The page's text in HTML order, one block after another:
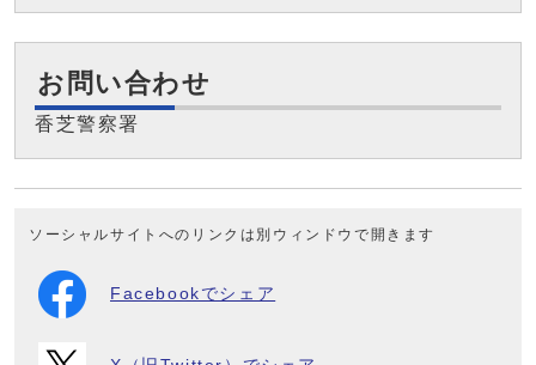
お問い合わせ
香芝警察署
ソーシャルサイトへのリンクは別ウィンドウで開きます
Facebookでシェア